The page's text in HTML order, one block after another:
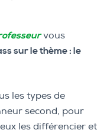
vous
sur le thème: le
les types de
second, pour
les différencier et